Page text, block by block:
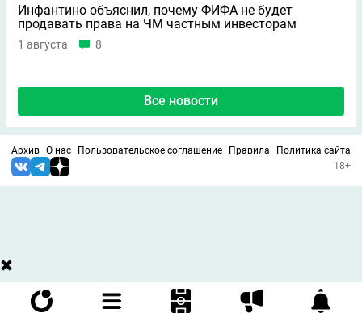
Инфантино объяснил, почему ФИФА не будет
продавать права на ЧМ частным инвесторам
1 августа 8
Все новости
Архив О нас Пользовательское соглашение Правила
Политика сайта
18+